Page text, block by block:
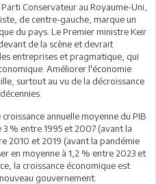
Conservateur au Royaume-Uni,
de centre-gauche, marque un
du pays. Le Premier ministre Keir
de la scène et devrait
entreprises et pragmatique, qui
Améliorer l'économie
surtout au vu de la décroissance
annuelle moyenne du PIB
% entre 1995 et 2007 (avant la
2010 et 2019 (avant la pandémie
en moyenne à 1,2 % entre 2023 et
la croissance économique est
gouvernement.